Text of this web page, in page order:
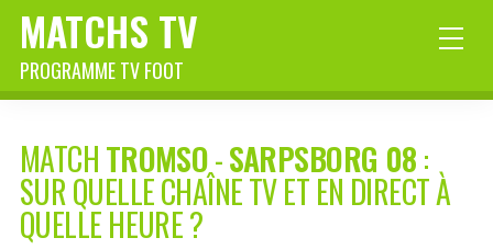
MATCHS TV
PROGRAMME TV FOOT
MATCHTROMSO-SARPSBORG 08:
SUR QUELLE CHAÎNE TV ET EN DIRECT À
QUELLE HEURE ?